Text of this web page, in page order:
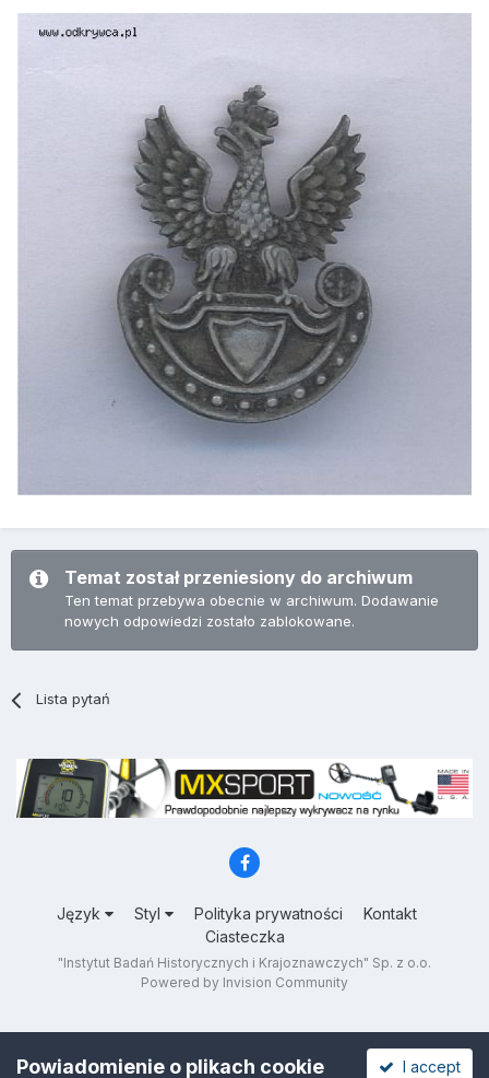
Temat został przeniesiony do archiwum
Ten temat przebywa obecnie w archiwum. Dodawanie
nowych odpowiedzi zostało zablokowane.
Lista pytań
Język Styl Polityka prywatności
Kontakt
Ciasteczka
"Instytut Badań Historycznych i Krajoznawczych" Sp. z o.o.
Powered by Invision Community
Powiadomienie o plikach cookie I accept